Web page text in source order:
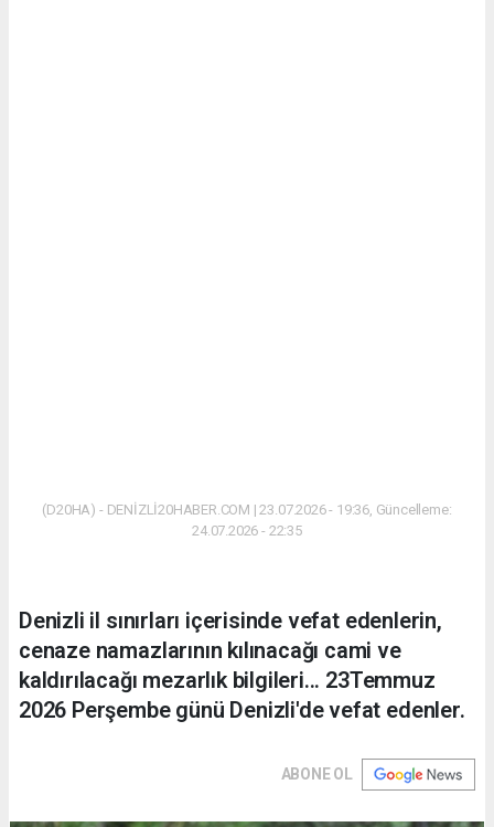
(D20HA) - DENİZLİ20HABER.COM | 23.07.2026 - 19:36, Güncelleme:
24.07.2026 - 22:35
Denizli il sınırları içerisinde vefat edenlerin,
cenaze namazlarının kılınacağı cami ve
kaldırılacağı mezarlık bilgileri... 23Temmuz
2026 Perşembe günü Denizli'de vefat edenler.
ABONE OL